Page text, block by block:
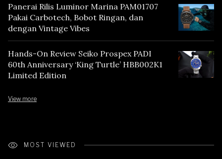
Panerai Rilis Luminor Marina PAM01707
Pakai Carbotech, Bobot Ringan, dan
dengan Vintage Vibes
Hands-On Review Seiko Prospex PADI
60th Anniversary ‘King Turtle’ HBB002K1
Limited Edition
View more
MOST VIEWED